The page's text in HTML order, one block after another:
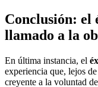
Conclusión: el
llamado a la
En última instancia, el
experiencia que, lejos
creyente a la voluntad